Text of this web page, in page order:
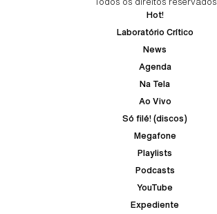
Hot!
Laboratório Crítico
News
Agenda
Na Tela
Ao Vivo
Só filé! (discos)
Megafone
Playlists
Podcasts
YouTube
Expediente